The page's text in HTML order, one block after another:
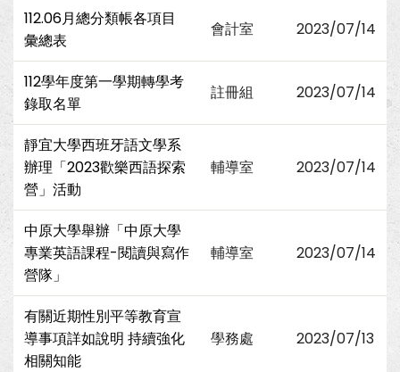
112.06月總分類帳各項目
彙總表
會計室 2023/07/14
112學年度第一學期轉學考
錄取名單
註冊組 2023/07/14
靜宜大學西班牙語文學系
辦理「2023歡樂西語探索
營」活動
輔導室 2023/07/14
中原大學舉辦「中原大學
專業英語課程-閱讀與寫作
營隊」
輔導室 2023/07/14
有關近期性別平等教育宣
導事項詳如說明 持續強化
相關知能
學務處 2023/07/13